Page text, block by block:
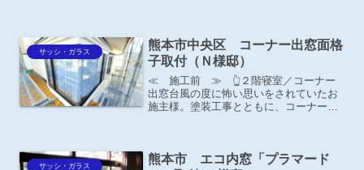
「ここには雨戸は付けられな...
サッシ・ガラス
熊本市中央区 コーナー出窓面格
子取付（Ｎ様邸）
≪ 施工前 ≫ 👆２階寝室／コーナー
出窓台風の度に怖い思いをされていたお
施主様。塗装工事とともに、コーナー出
サッシ・ガラス
熊本市 エコ内窓「プラマード